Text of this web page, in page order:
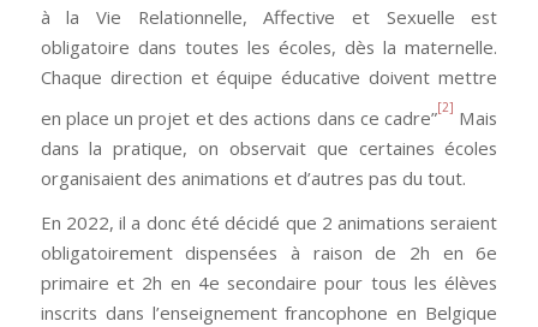
à la Vie Relationnelle, Affective et Sexuelle est
obligatoire dans toutes les écoles, dès la maternelle.
Chaque direction et équipe éducative doivent mettre
en place un projet et des actions dans ce cadre”[2] Mais
dans la pratique, on observait que certaines écoles
organisaient des animations et d’autres pas du tout.
En 2022, il a donc été décidé que 2 animations seraient
obligatoirement dispensées à raison de 2h en 6e
primaire et 2h en 4e secondaire pour tous les élèves
inscrits dans l’enseignement francophone en Belgique